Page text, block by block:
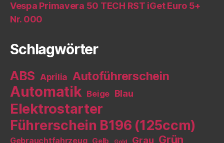
Vespa Primavera 50 TECH RST iGet Euro 5+
Nr. 000
Schlagwörter
ABS Aprilia Autoführerschein
Automatik Beige Blau
Elektrostarter
Führerschein B196 (125ccm)
Gebrauchtfahrzeug Gelb Grau Grün